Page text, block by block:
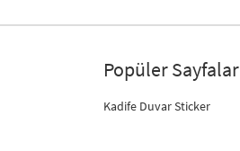
Popüler Sayfalar
Kadife Duvar Sticker